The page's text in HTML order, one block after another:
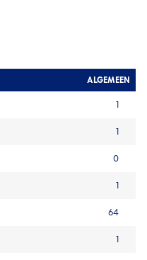
ALGEMEEN
1
1
0
1
64
1